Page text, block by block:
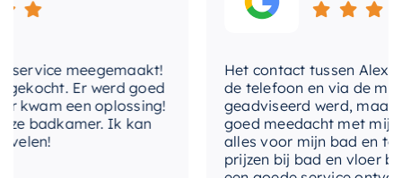
bijdraagt aan een ontspannende en
montage, zodat u zonder gedoe kunt genieten
van uw nieuwe, stijlvolle douche.
Als product van Hotbath Mate, een merk dat
bekend staat om zijn kwalitatieve
Hotbath
met-douchearm Nee
met-verlichting
meegemaakt!
Er werd goed
een oplossing!
badkamer. Ik kan
Het contact tussen Alex en
de telefoon en via de mail,
geadviseerd werd, maar
goed meedacht met mij.
alles voor mijn bad en
prijzen bij bad en vloer